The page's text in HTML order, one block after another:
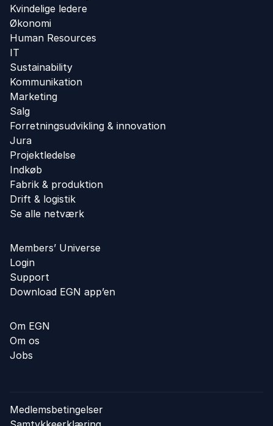
Kvindelige ledere
Økonomi
Human Resources
IT
Sustainability
Kommunikation
Marketing
Salg
Forretningsudvikling ​& innovation​
Jura
Projektledelse
Indkøb
Fabrik & produktion
Drift & logistik
Se alle netværk
Members’ Universe
Login
Support
Download EGN app’en
Om EGN
Om os
Jobs
Medlemsbetingelser